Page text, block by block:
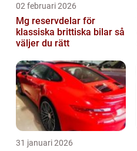
02 februari 2026
Mg reservdelar för
klassiska brittiska bilar så
väljer du rätt
31 januari 2026